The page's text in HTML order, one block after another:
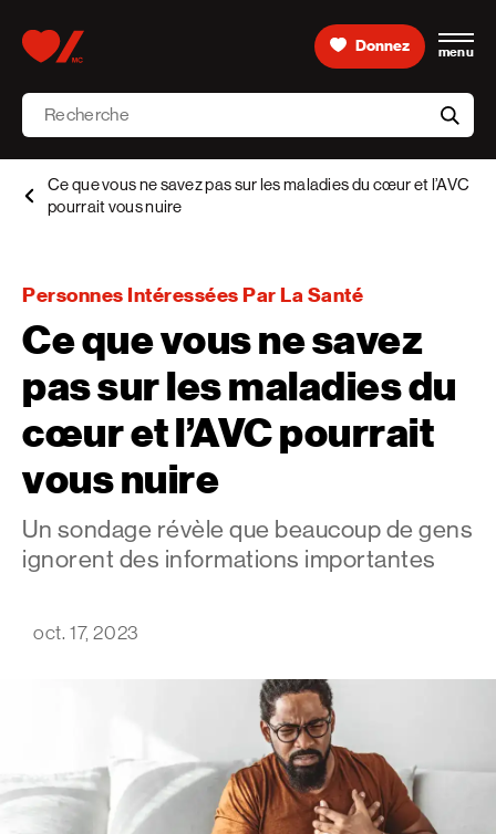
Donnez menu
Recherche
aria-
Ce que vous ne savez pas sur les maladies du cœur et l’AVC
pourrait vous nuire
Personnes Intéressées Par La Santé
Ce que vous ne savez
pas sur les maladies du
cœur et l’AVC pourrait
vous nuire
Un sondage révèle que beaucoup de gens
ignorent des informations importantes
oct. 17, 2023